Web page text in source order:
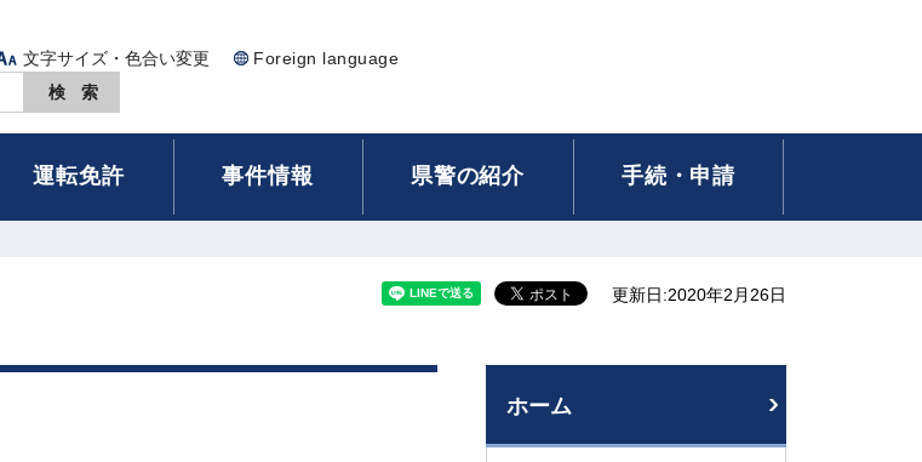
文字サイズ・色合い変更
Foreign language
運転免許 事件情報 県警の紹介 手続・申請
更新日:2020年2月26日
ホーム